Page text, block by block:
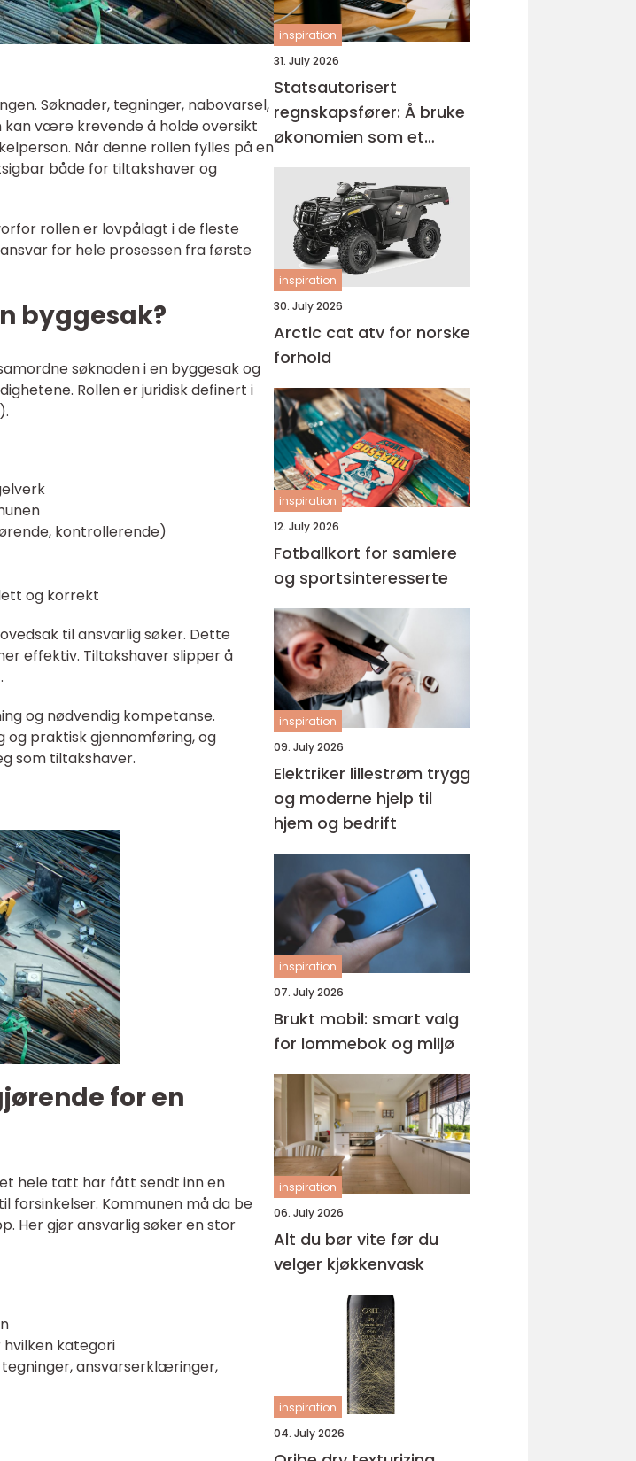
Søknader, tegninger, nabovarsel,
kan være krevende å holde oversikt
Når denne rollen fylles på en
både for tiltakshaver og
rollen er lovpålagt i de fleste
for hele prosessen fra første
byggesak?
søknaden i en byggesak og
Rollen er juridisk definert i
kontrollerende)
og korrekt
til ansvarlig søker. Dette
effektiv. Tiltakshaver slipper å
og nødvendig kompetanse.
og praktisk gjennomføring, og
som tiltakshaver.
for en
hele tatt har fått sendt inn en
forsinkelser. Kommunen må da be
Her gjør ansvarlig søker en stor
kategori
ansvarserklæringer,
inspiration
31. July 2026
Statsautorisert
regnskapsfører: Å bruke
økonomien som et
verktøy for vekst
inspiration
30. July 2026
Arctic cat atv for norske
forhold
inspiration
12. July 2026
Fotballkort for samlere
og sportsinteresserte
inspiration
09. July 2026
Elektriker lillestrøm trygg
og moderne hjelp til
hjem og bedrift
inspiration
07. July 2026
Brukt mobil: smart valg
for lommebok og miljø
inspiration
06. July 2026
Alt du bør vite før du
velger kjøkkenvask
inspiration
04. July 2026